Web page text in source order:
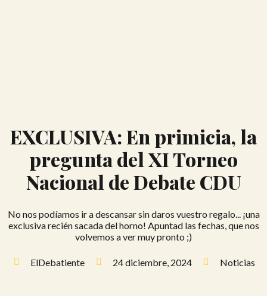
EXCLUSIVA: En primicia, la
pregunta del XI Torneo
Nacional de Debate CDU
No nos podíamos ir a descansar sin daros vuestro regalo... ¡una
exclusiva recién sacada del horno! Apuntad las fechas, que nos
volvemos a ver muy pronto ;)
ElDebatiente 24 diciembre, 2024 Noticias